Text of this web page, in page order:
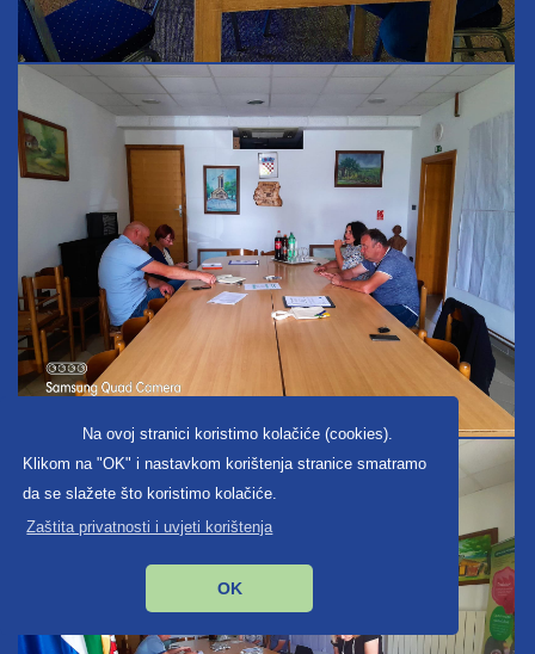
Na ovoj stranici koristimo kolačiće (cookies).
Klikom na "OK" i nastavkom korištenja stranice smatramo
da se slažete što koristimo kolačiće.
Zaštita privatnosti i uvjeti korištenja
OK